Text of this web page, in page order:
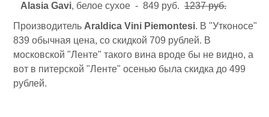
Alasia Gavi, белое сухое - 849 руб. 1237 руб.
Производитель Araldica Vini Piemontesi. В "Утконосе"
839 обычная цена, со скидкой 709 рублей. В
московской "Ленте" такого вина вроде бы не видно, а
вот в питерской "Ленте" осенью была скидка до 499
рублей.